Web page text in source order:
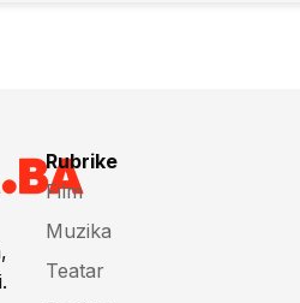
Rubrike
Film
Muzika
Teatar